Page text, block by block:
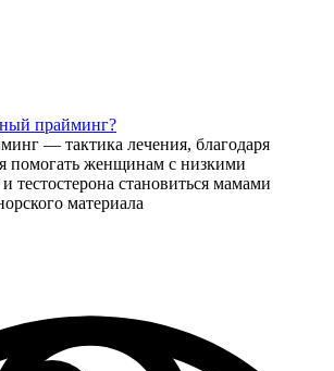
прайминг?
— тактика лечения, благодаря
помогать женщинам с низкими
тестостерона становиться мамами
материала